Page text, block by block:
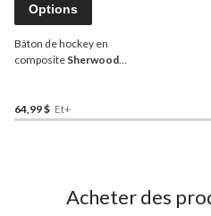
Options
Bâton de hockey en
composite Sherwood
64,99 $ Et+
Acheter des